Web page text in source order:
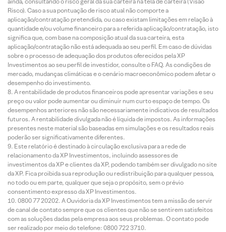
Risco). Caso a sua pontuação de risco atual não comporte a
aplicação/contratação pretendida, ou caso existam limitações em relação à
quantidade e/ou volume financeiro para a referida aplicação/contratação, isto
significa que, com base na composição atual da sua carteira, esta
aplicação/contratação não está adequada ao seu perfil. Em caso de dúvidas
sobre o processo de adequação dos produtos oferecidos pela XP
Investimentos ao seu perfil de investidor, consulte o FAQ. As condições de
mercado, mudanças climáticas e o cenário macroeconômico podem afetar o
desempenho do investimento.
A rentabilidade de produtos financeiros pode apresentar variações e seu
preço ou valor pode aumentar ou diminuir num curto espaço de tempo. Os
desempenhos anteriores não são necessariamente indicativos de resultados
futuros. A rentabilidade divulgada não é líquida de impostos. As informações
presentes neste material são baseadas em simulações e os resultados reais
poderão ser significativamente diferentes.
Este relatório é destinado à circulação exclusiva para a rede de
relacionamento da XP Investimentos, incluindo assessores de
investimentos da XP e clientes da XP, podendo também ser divulgado no site
da XP. Fica proibida sua reprodução ou redistribuição para qualquer pessoa,
no todo ou em parte, qualquer que seja o propósito, sem o prévio
consentimento expresso da XP Investimentos.
0800 77 20202. A Ouvidoria da XP Investimentos tem a missão de servir
de canal de contato sempre que os clientes que não se sentirem satisfeitos
com as soluções dadas pela empresa aos seus problemas. O contato pode
ser realizado por meio do telefone: 0800 722 3710.